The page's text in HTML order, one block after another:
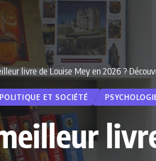
livre de Louise Mey en 2026 ?
POLITIQUE ET SOCIÉTÉ